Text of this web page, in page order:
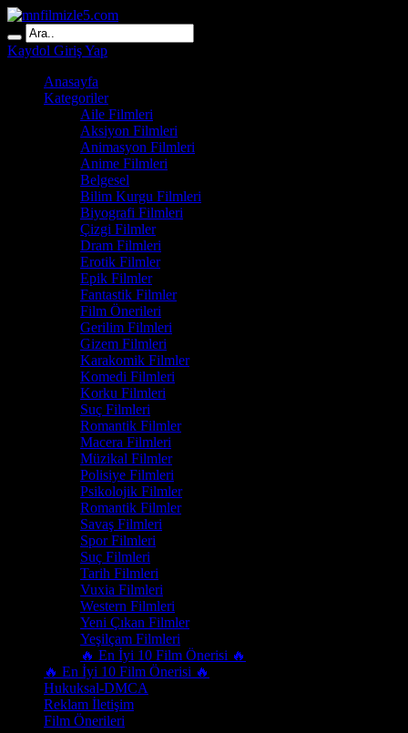
Kaydol Giriş Yap
Anasayfa
Kategoriler
Aile Filmleri
Aksiyon Filmleri
Animasyon Filmleri
Anime Filmleri
Belgesel
Bilim Kurgu Filmleri
Biyografi Filmleri
Çizgi Filmler
Dram Filmleri
Erotik Filmler
Epik Filmler
Fantastik Filmler
Film Önerileri
Gerilim Filmleri
Gizem Filmleri
Karakomik Filmler
Komedi Filmleri
Korku Filmleri
Suç Filmleri
Romantik Filmler
Macera Filmleri
Müzikal Filmler
Polisiye Filmleri
Psikolojik Filmler
Romantik Filmler
Savaş Filmleri
Spor Filmleri
Suç Filmleri
Tarih Filmleri
Vuxia Filmleri
Western Filmleri
Yeni Çıkan Filmler
Yeşilçam Filmleri
🔥 En İyi 10 Film Önerisi 🔥
🔥 En İyi 10 Film Önerisi 🔥
Hukuksal-DMCA
Reklam İletişim
Film Önerileri